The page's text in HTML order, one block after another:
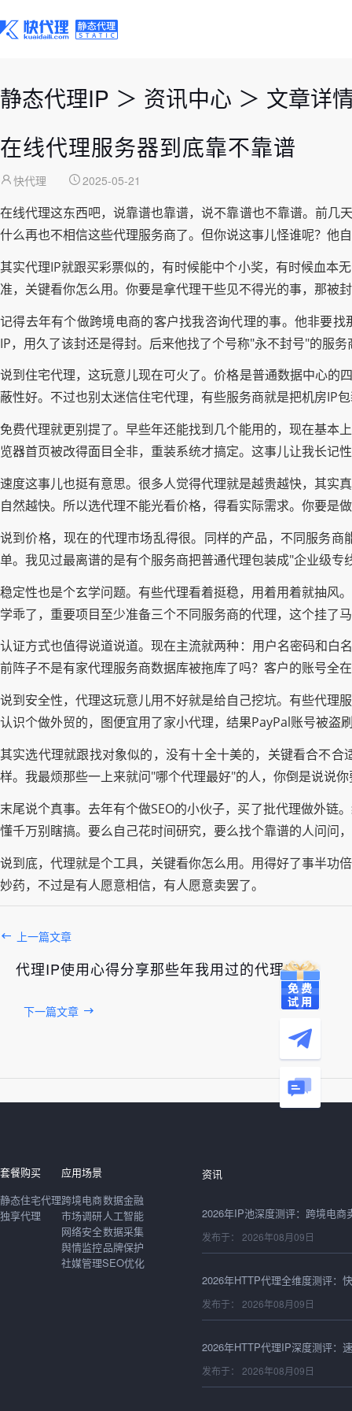
静态代理IP ＞ 资讯中心 ＞ 文章详
在线代理服务器到底靠不靠谱
快代理 2025-05-21
在线代理这东西吧，说靠谱也靠谱，说不靠谱也不靠谱。前几
什么再也不相信这些代理服务商了。但你说这事儿怪谁呢？他
其实代理IP就跟买彩票似的，有时候能中个小奖，有时候血本
准，关键看你怎么用。你要是拿代理干些见不得光的事，那被
记得去年有个做跨境电商的客户找我咨询代理的事。他非要
IP，用久了该封还是得封。后来他找了个号称"永不封号"的服
说到住宅代理，这玩意儿现在可火了。价格是普通数据中心的
蔽性好。不过也别太迷信住宅代理，有些服务商就是把机房IP
免费代理就更别提了。早些年还能找到几个能用的，现在基本
览器首页被改得面目全非，重装系统才搞定。这事儿让我长记
速度这事儿也挺有意思。很多人觉得代理就是越贵越快，其实
自然越快。所以选代理不能光看价格，得看实际需求。你要是
说到价格，现在的代理市场乱得很。同样的产品，不同服务
单。我见过最离谱的是有个服务商把普通代理包装成"企业级
稳定性也是个玄学问题。有些代理看着挺稳，用着用着就抽风
学乖了，重要项目至少准备三个不同服务商的代理，这个挂了
认证方式也值得说道说道。现在主流就两种：用户名密码和白
前阵子不是有家代理服务商数据库被拖库了吗？客户的账号全
说到安全性，代理这玩意儿用不好就是给自己挖坑。有些代理
认识个做外贸的，图便宜用了家小代理，结果PayPal账号被盗
其实选代理就跟找对象似的，没有十全十美的，关键看合不
样。我最烦那些一上来就问"哪个代理最好"的人，你倒是说说
末尾说个真事。去年有个做SEO的小伙子，买了批代理做外链
懂千万别瞎搞。要么自己花时间研究，要么找个靠谱的人问问
说到底，代理就是个工具，关键看你怎么用。用得好了事半功
妙药，不过是有人愿意相信，有人愿意卖罢了。
上一篇文章
代理IP使用心得分享那些年我用过的代理IP
下一篇文章
套餐购买
静态住宅代理
独享代理
应用场景
跨境电商
市场调研
网络安全
舆情监控
社媒管理
数据金融
人工智能
数据采集
品牌保护
SEO优化
资讯
发布于： 2026年08月09日
发布于： 2026年08月09日
发布于： 2026年08月09日
发布于： 2026年08月09日